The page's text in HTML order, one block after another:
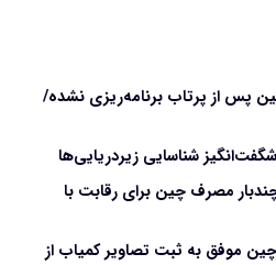
پس از پرتاب برنامه‌ریزی نشده/
شناسایی زیردریایی‌ها
مصرف چین برای رقابت با
موفق به ثبت تصاویر کمیاب از